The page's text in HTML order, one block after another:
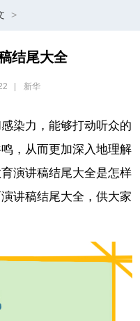
>
结尾大全
新华
染力，能够打动听众的
，从而更加深入地理解
演讲稿结尾大全是怎样
讲稿结尾大全，供大家